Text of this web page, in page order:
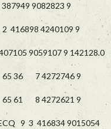
9082823 9
416898 4240109 9
9059107 9 142128.0
65 36 7 4272746 9
65 61 8 4272621 9
9 3 416834 9015054